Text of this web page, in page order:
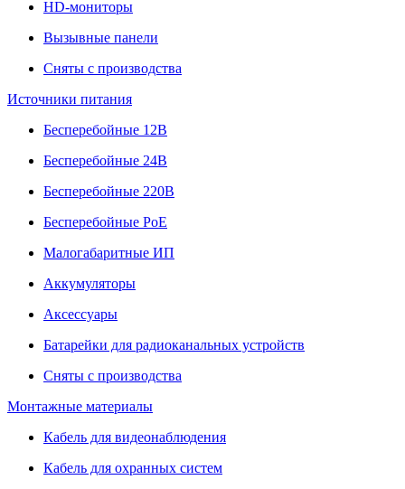
HD-мониторы
Вызывные панели
Сняты с производства
Источники питания
Бесперебойные 12В
Бесперебойные 24В
Бесперебойные 220В
Бесперебойные PoE
Малогабаритные ИП
Аккумуляторы
Аксессуары
Батарейки для радиоканальных устройств
Сняты с производства
Монтажные материалы
Кабель для видеонаблюдения
Кабель для охранных систем